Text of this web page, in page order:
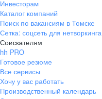
ул. Янковского, д. 169, 7 этаж,
706 каб.
+7 861 205-55-57
pr@krd.hh.ru
Владивосток
пер. Ланинский д. 4, офис 3.4
+7 423 202-33-28
Инвесторам
Каталог компаний
Поиск по вакансиям в Томске
Сетка: соцсеть для нетворкинга
Соискателям
hh PRO
Готовое резюме
Все сервисы
Хочу у вас работать
Производственный календарь